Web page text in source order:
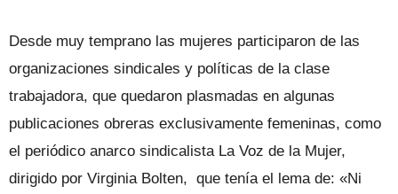
Desde muy temprano las mujeres participaron de las
organizaciones sindicales y políticas de la clase
trabajadora, que quedaron plasmadas en algunas
publicaciones obreras exclusivamente femeninas, como
el periódico anarco sindicalista La Voz de la Mujer,
dirigido por Virginia Bolten, que tenía el lema de: «Ni